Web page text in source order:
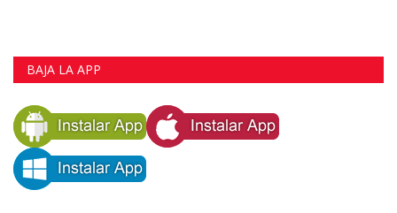
BAJA LA APP